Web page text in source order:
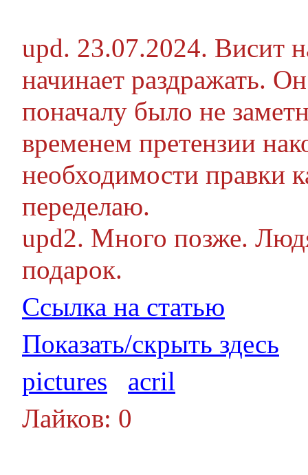
upd. 23.07.2024. Висит
начинает раздражать.
поначалу было не
временем претензии
необходимости правки
переделаю.
upd2. Много позже.
подарок.
Ссылка на статью
Показать/скрыть здесь
pictures
acril
Лайков: 0